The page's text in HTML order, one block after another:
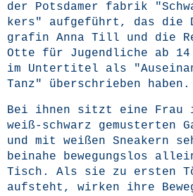
der Pots­da­mer fabrik
k­ers" auf­ge­führt, das die
gra­fin Anna Till und die
Otte für Jugend­li­che ab
im Unter­ti­tel als
Tanz" über­schrie­ben haben.
Bei ihnen sitzt eine Frau
weiß-schwarz gemus­ter­ten
und mit wei­ßen Snea­k­ern
bei­na­he bewe­gungs­los
Tisch. Als sie zu ers­ten
auf­steht, wir­ken ihre